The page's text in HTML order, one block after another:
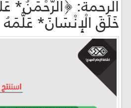
الرحمة: ﴿الرَّحْمَنُ*
خَلَقَ الْإِنْسَانَ* عَلَّمَهُ